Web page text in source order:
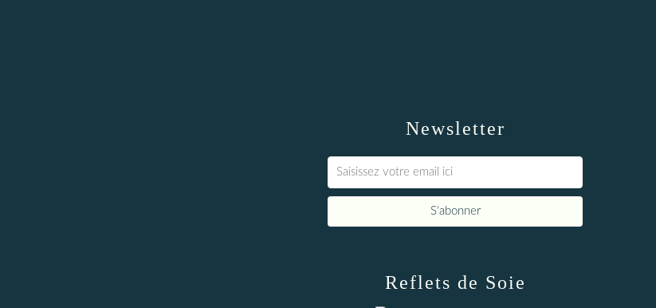
Newsletter
Reflets de Soie